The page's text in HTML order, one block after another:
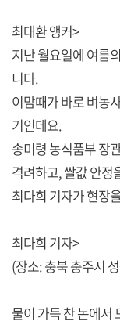
최대환 앵커>
지난 월요일에 여름
니다.
이맘때가 바로 벼농
기인데요.
송미령 농식품부 장
격려하고, 쌀값 안정
최다희 기자가 현장
최다희 기자>
(장소: 충북 충주시
물이 가득 찬 논에서